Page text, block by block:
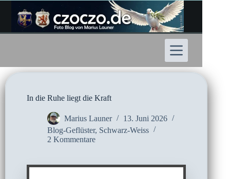
Inhalt
springen
In die Ruhe liegt die Kraft
Marius Launer
13. Juni 2026
Blog-Geflüster, Schwarz-Weiss
2 Kommentare